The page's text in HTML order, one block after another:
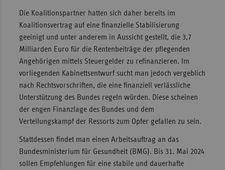
Die Koalitionspartner hatten sich daher bereits im
Koalitionsvertrag auf eine finanzielle Stabilisierung
geeinigt und unter anderem in Aussicht gestellt, die 3,7
Milliarden Euro für die Rentenbeiträge der pflegenden
Angehörigen mittels Steuergelder zu refinanzieren. Im
vorliegenden Kabinettsentwurf sucht man jedoch vergeblich
nach Rechtsvorschriften, die eine finanziell verlässliche
Unterstützung des Bundes regeln würden. Diese scheinen
der engen Finanzlage des Bundes und dem
Verteilungskampf der Ressorts zum Opfer gefallen zu sein.
Stattdessen findet man einen Arbeitsauftrag an das
Bundesministerium für Gesundheit (BMG). Bis 31. Mai 2024
sollen Empfehlungen für eine stabile und dauerhafte